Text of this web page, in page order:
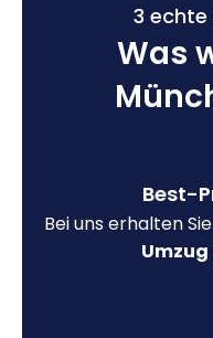
3 echte
Was
Best-
Bei uns erhalten
Umzug